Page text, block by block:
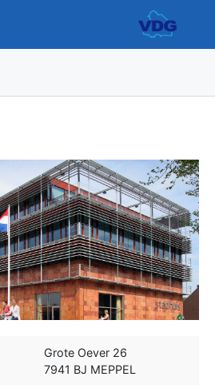
Grote Oever 26
7941 BJ MEPPEL